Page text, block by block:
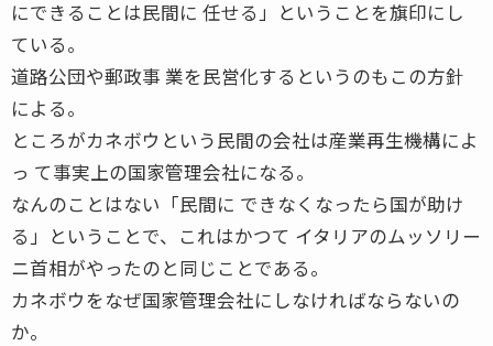
にできることは民間に 任せる」ということを旗印にし
ている。
道路公団や郵政事 業を民営化するというのもこの方針
による。
ところがカネボウという民間の会社は産業再生機構によ
っ て事実上の国家管理会社になる。
なんのことはない「民間に できなくなったら国が助け
る」ということで、これはかつて イタリアのムッソリー
ニ首相がやったのと同じことである。
カネボウをなぜ国家管理会社にしなければならないの
か。